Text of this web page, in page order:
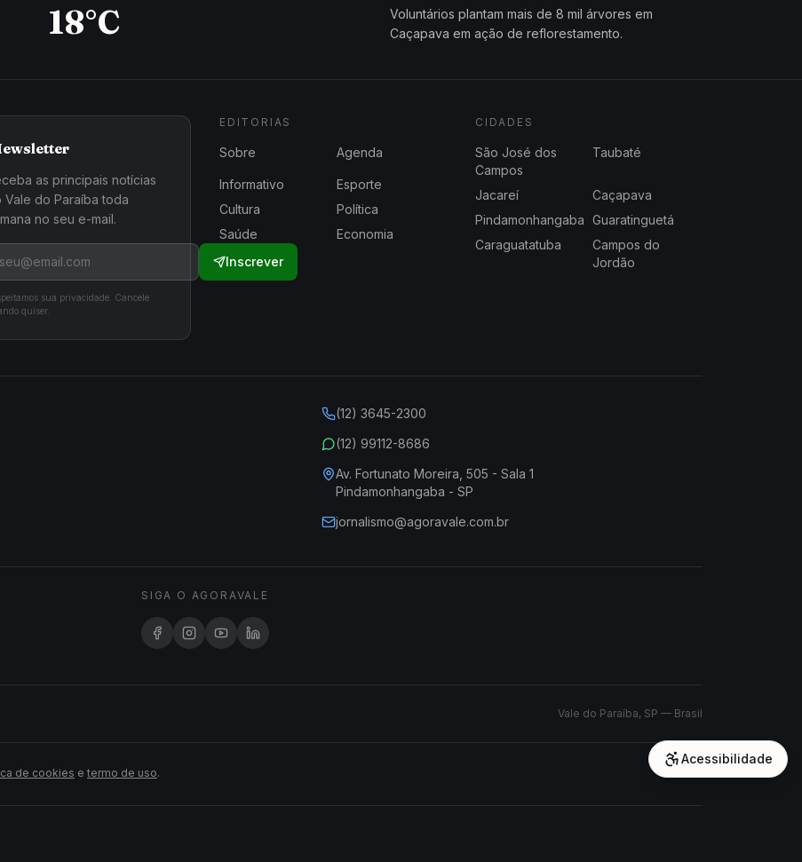
18°C
Voluntários plantam mais de 8 mil árvores em
Caçapava em ação de reflorestamento.
as principais notícias
Vale do Paraíba toda
no seu e-mail.
Inscrever
sua privacidade. Cancele
quiser.
EDITORIAS
Sobre Agenda
Informativo
Esporte
Cultura
Política
Saúde
Economia
CIDADES
São José dos
Campos
Taubaté
Jacareí
Caçapava
Pindamonhangaba Guaratinguetá
Caraguatatuba
Campos do
Jordão
(12) 3645-2300
(12) 99112-8686
Av. Fortunato Moreira, 505 - Sala 1
Pindamonhangaba - SP
jornalismo@agoravale.com.br
SIGA O AGORAVALE
Vale do Paraíba, SP — Brasil
de cookies e termo de uso.
Acessibilidade